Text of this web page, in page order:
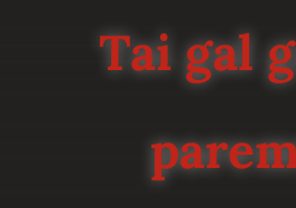
Tai gal